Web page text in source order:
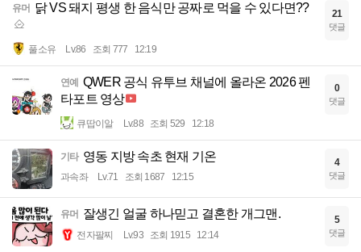
유머 닭 VS 돼지 평생 한 음식만 공짜로 먹을 수 있다면??
풀소유 Lv.86 조회 777 12:19
21
댓글
연예
QWER 공식 유투브 채널에 올라온 2026 펜
타포트 영상
큐땁이알 Lv.88 조회 529 12:18
0
댓글
기타 영동 지방 속초 현재 기온
과속좌 Lv.71 조회 1687 12:15
4
댓글
유머 잘생긴 얼굴 하나믿고 결혼한 개그맨.
전자팔찌 Lv.93 조회 1915 12:14
5
댓글